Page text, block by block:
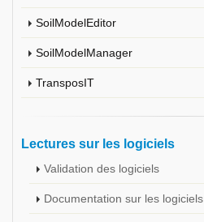
SoilModelEditor
SoilModelManager
TransposIT
Lectures sur les logiciels
Validation des logiciels
Documentation sur les logiciels